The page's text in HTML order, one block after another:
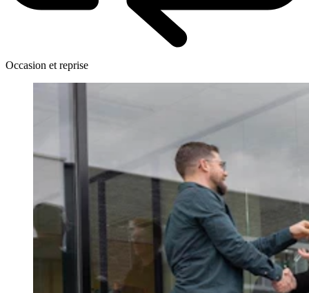
Occasion et reprise